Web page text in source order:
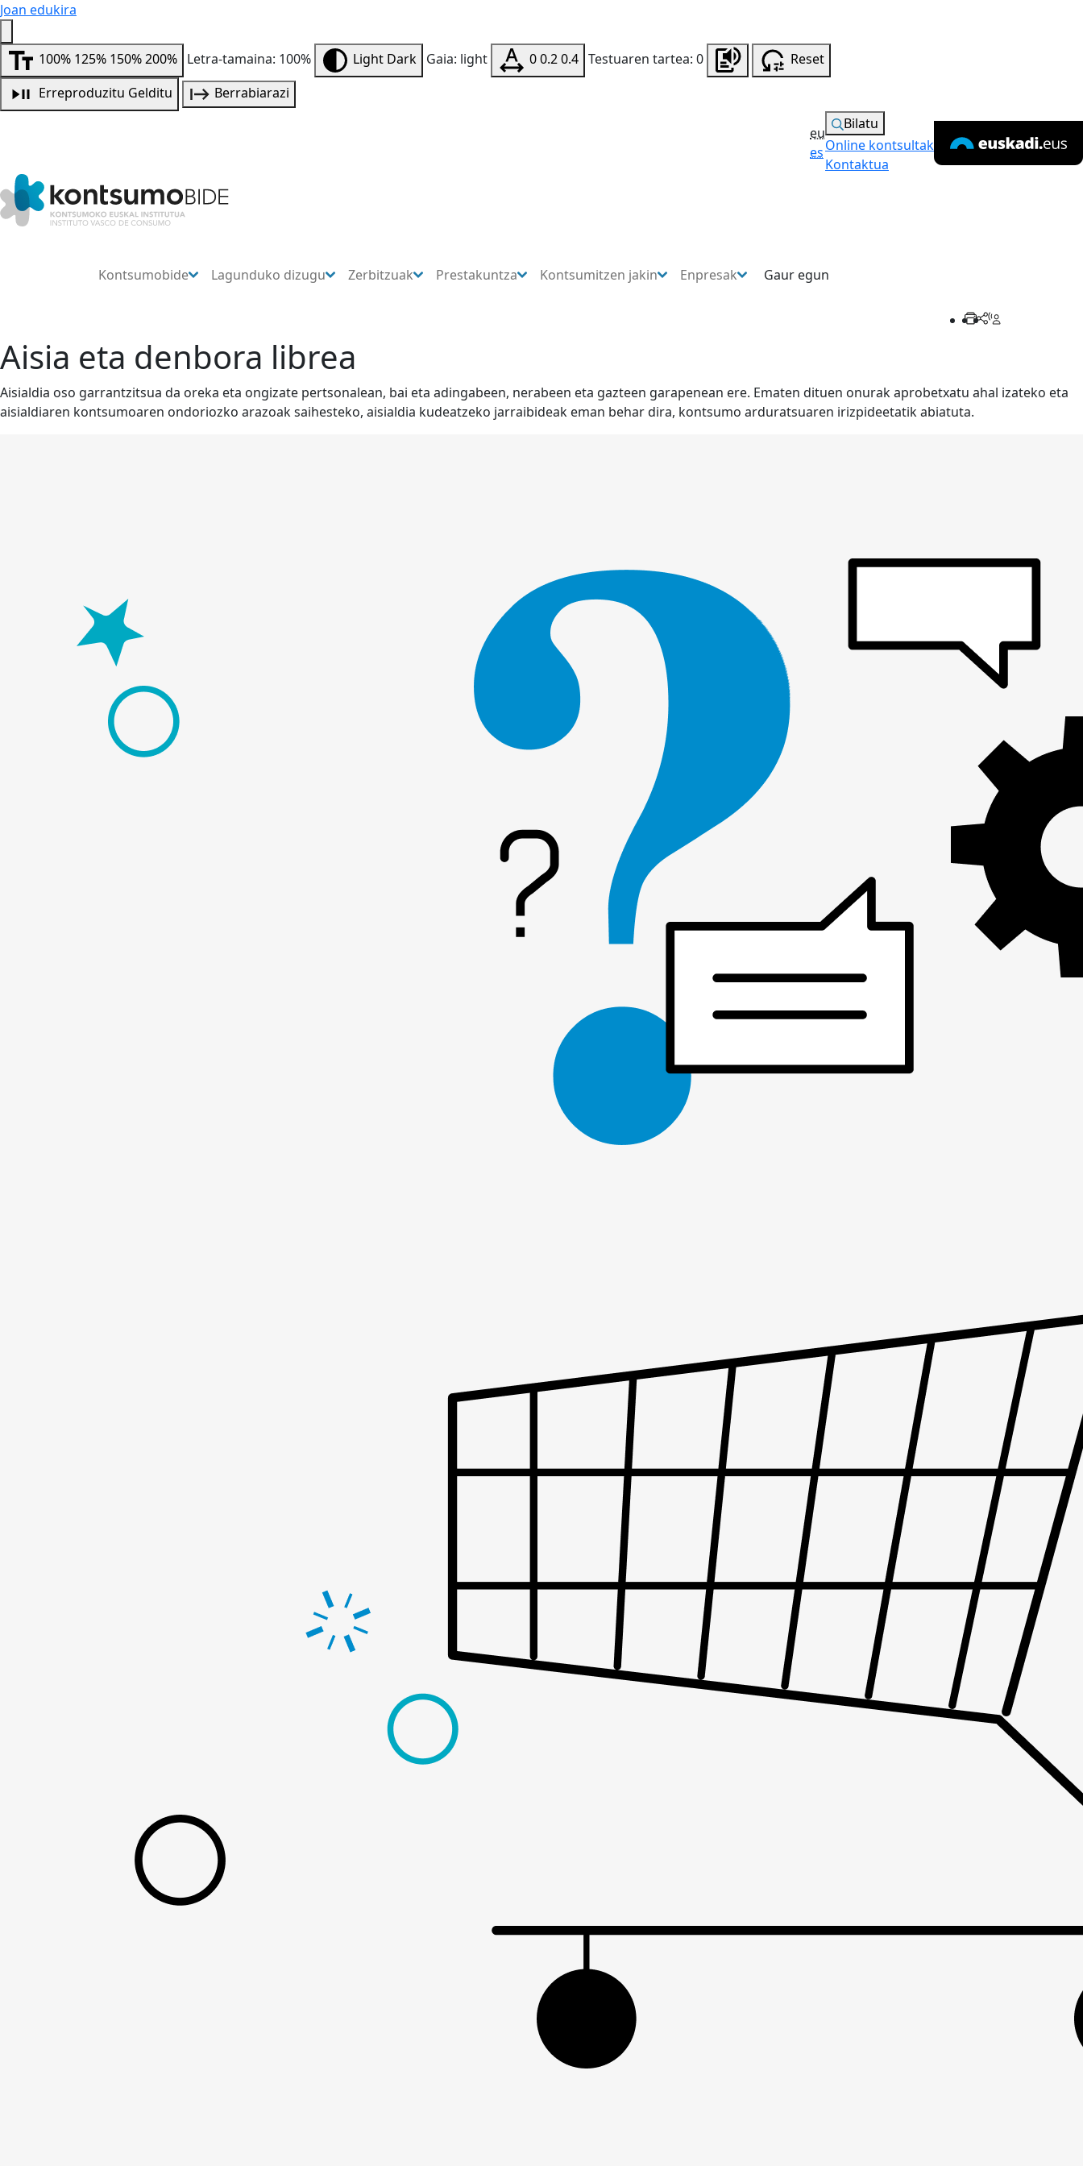
Joan edukira
100% 125% 150%200% Letra-tamaina: 100% Light Dark Gaia: light 00.20.4 Testuaren tartea: 0
Reset
Erreproduzitu Gelditu Berrabiarazi
eu
es
Bilatu
Online kontsultak
Kontaktua
Kontsumobide Lagunduko dizugu Zerbitzuak Prestakuntza Kontsumitzen jakin Enpresak Gaur egun
Aisia eta denbora librea
Aisialdia oso garrantzitsua da oreka eta ongizate pertsonalean, bai eta adingabeen, nerabeen eta gazteen garapenean ere. Ematen dituen onurak aprobetxatu ahal izateko eta
aisialdiaren kontsumoaren ondoriozko arazoak saihesteko, aisialdia kudeatzeko jarraibideak eman behar dira, kontsumo arduratsuaren irizpideetatik abiatuta.